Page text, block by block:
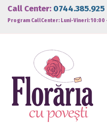
Call Center: 0744.385.925
Program CallCenter: Luni-Vineri: 10:00